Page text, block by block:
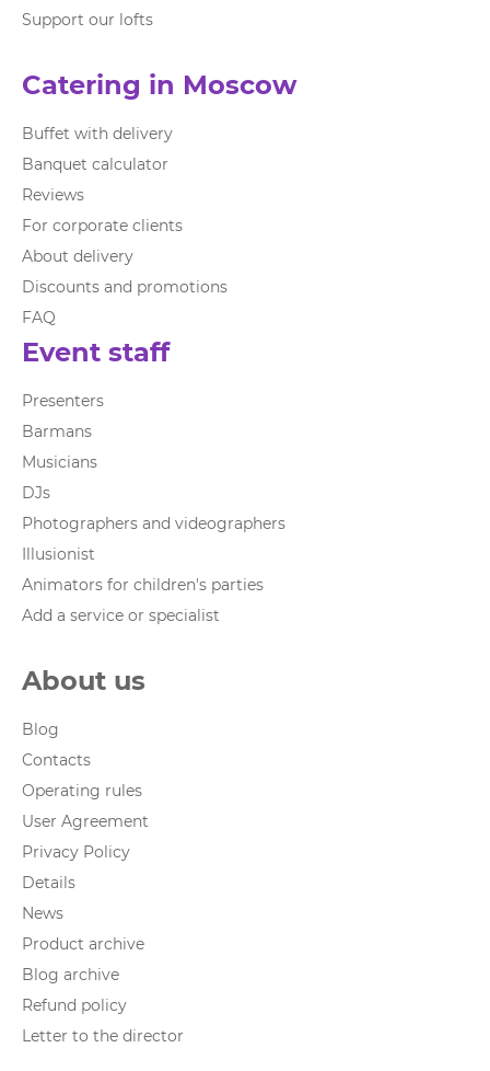
Support our lofts
Catering in Moscow
Buffet with delivery
Banquet calculator
Reviews
For corporate clients
About delivery
Discounts and promotions
FAQ
Event staff
Presenters
Barmans
Musicians
DJs
Photographers and videographers
Illusionist
Animators for children's parties
Add a service or specialist
About us
Blog
Contacts
Operating rules
User Agreement
Privacy Policy
Details
News
Product archive
Blog archive
Refund policy
Letter to the director